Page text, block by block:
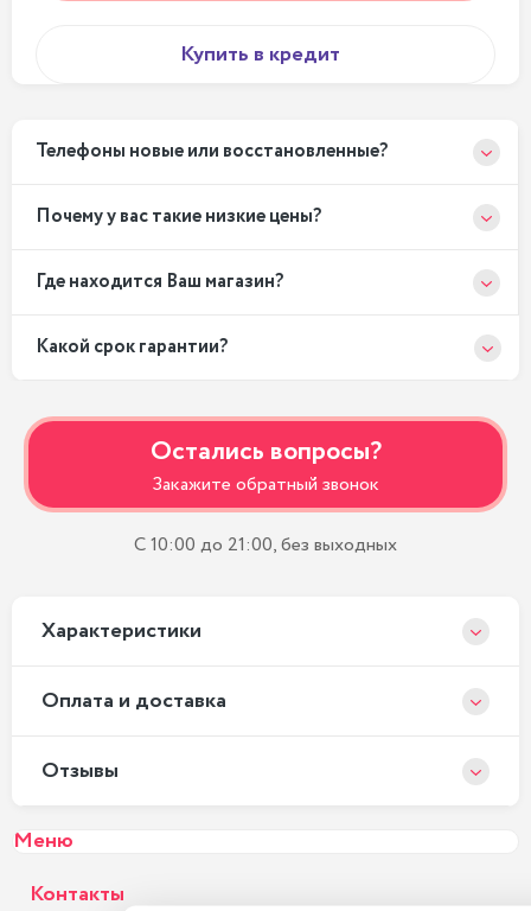
Купить в кредит
Телефоны новые или восстановленные?
Почему у вас такие низкие цены?
Где находится Ваш магазин?
Какой срок гарантии?
Остались вопросы?
Закажите обратный звонок
С 10:00 до 21:00, без выходных
Xарактеристики
Оплата и доставка
Отзывы
Меню
Контакты